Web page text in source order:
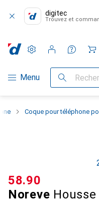
digitec
Trouvez et
Navigation par catégorie
Menu Recherche
Paramètres
Compte client
Listes de comparaison
Listes d'envies
Panier
Coque pour téléphone
Noreve
CHF
58.90